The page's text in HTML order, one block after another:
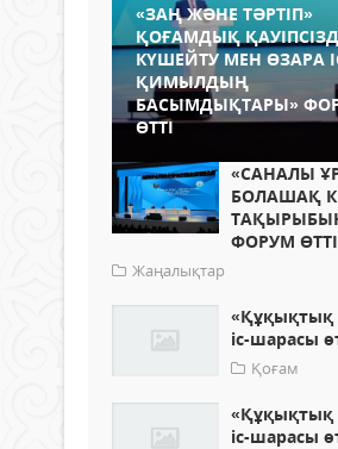
«ЗАҢ ЖӘНЕ ТӘРТІП»
ҚОҒАМДЫҚ
КҮШЕЙТУ МЕН ӨЗАРА
ҚИМЫЛДЫҢ
БАСЫМДЫҚТАРЫ»
ӨТТІ
«САНАЛЫ
БОЛАШАҚ
ФОРУМ ӨТТІ
Жаңалықтар
«Құқықтық
іс-шарасы
Қоғам
«Құқықтық
іс-шарасы